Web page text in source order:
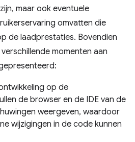
maar ook eventuele
omvatten die
de laadprestaties. Bovendien
momenten aan
op de
de browser en de IDE van de
weergeven, waardoor
wijzigingen in de code kunnen